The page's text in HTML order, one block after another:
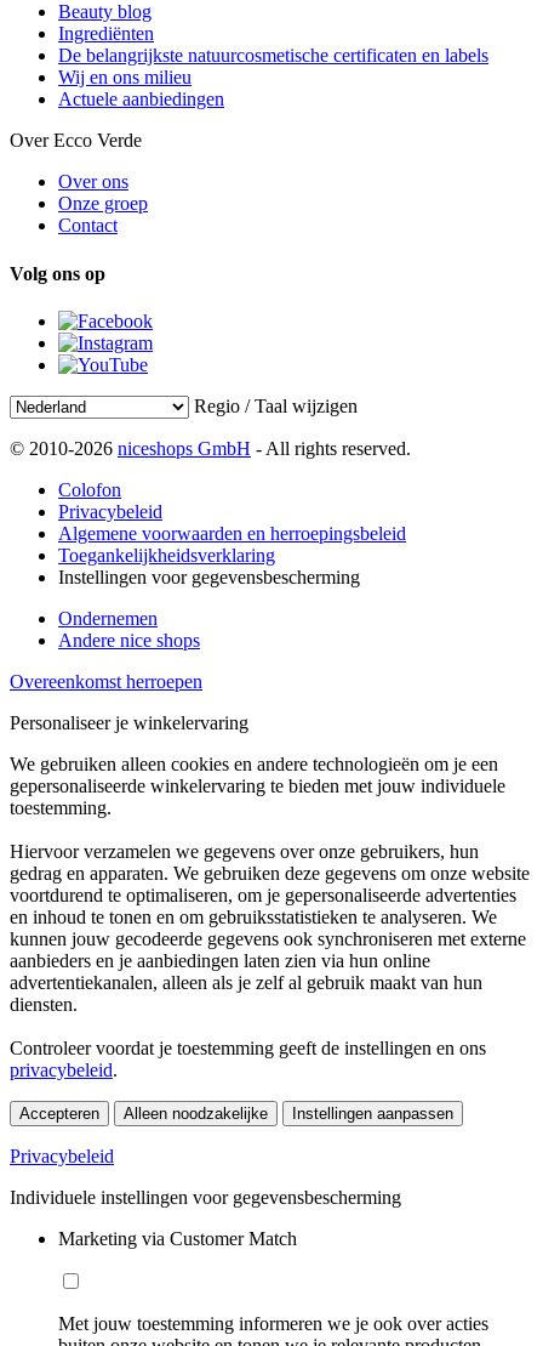
Beauty blog
Ingrediënten
De belangrijkste natuurcosmetische certificaten en labels
Wij en ons milieu
Actuele aanbiedingen
Over Ecco Verde
Over ons
Onze groep
Contact
Volg ons op
Regio / Taal wijzigen
© 2010-2026 niceshops GmbH - All rights reserved.
Colofon
Privacybeleid
Algemene voorwaarden en herroepingsbeleid
Toegankelijkheidsverklaring
Instellingen voor gegevensbescherming
Ondernemen
Andere nice shops
Overeenkomst herroepen
Personaliseer je winkelervaring
We gebruiken alleen cookies en andere technologieën om je een
gepersonaliseerde winkelervaring te bieden met jouw individuele
toestemming.
Hiervoor verzamelen we gegevens over onze gebruikers, hun
gedrag en apparaten. We gebruiken deze gegevens om onze website
voortdurend te optimaliseren, om je gepersonaliseerde advertenties
en inhoud te tonen en om gebruiksstatistieken te analyseren. We
kunnen jouw gecodeerde gegevens ook synchroniseren met externe
aanbieders en je aanbiedingen laten zien via hun online
advertentiekanalen, alleen als je zelf al gebruik maakt van hun
diensten.
Controleer voordat je toestemming geeft de instellingen en ons
privacybeleid.
Accepteren Alleen noodzakelijke Instellingen aanpassen
Privacybeleid
Individuele instellingen voor gegevensbescherming
Marketing via Customer Match
Met jouw toestemming informeren we je ook over acties